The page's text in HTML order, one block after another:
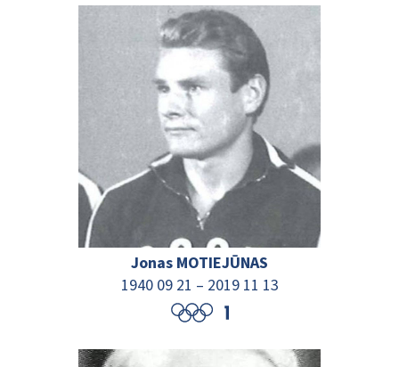
Jonas MOTIEJŪNAS
1940 09 21 – 2019 11 13